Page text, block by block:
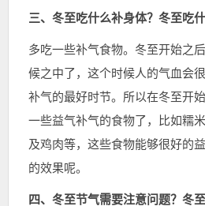
三、冬至吃什么补身体？冬至吃什
多吃一些补气食物。冬至开始之
候之中了，这个时候人的气血会
补气的最好时节。所以在冬至开
一些益气补气的食物了，比如糯
及鸡肉等，这些食物能够很好的
的效果呢。
四、冬至节气需要注意问题？冬